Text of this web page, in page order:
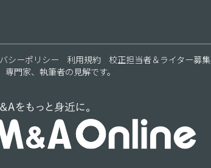
シーポリシー 利用規約 校正担当者＆ライター募集
門家、執筆者の見解です。